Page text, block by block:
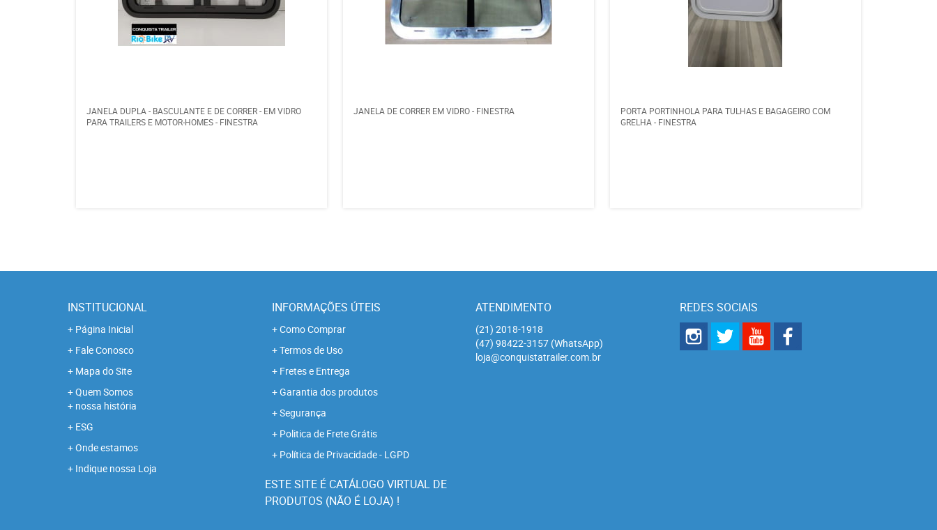
JANELA DUPLA - BASCULANTE E DE CORRER - EM VIDRO
PARA TRAILERS E MOTOR-HOMES - FINESTRA
JANELA DE CORRER EM VIDRO - FINESTRA
PORTA PORTINHOLA PARA TULHAS E BAGAGEIRO COM
GRELHA - FINESTRA
INSTITUCIONAL
Página Inicial
Fale Conosco
Mapa do Site
Quem Somos
nossa história
ESG
Onde estamos
Indique nossa Loja
INFORMAÇÕES ÚTEIS
Como Comprar
Termos de Uso
Fretes e Entrega
Garantia dos produtos
Segurança
Politica de Frete Grátis
Política de Privacidade - LGPD
ESTE SITE É CATÁLOGO VIRTUAL DE
PRODUTOS (NÃO É LOJA) !
ATENDIMENTO
(21) 2018-1918
(47) 98422-3157 (WhatsApp)
loja@conquistatrailer.com.br
REDES SOCIAIS